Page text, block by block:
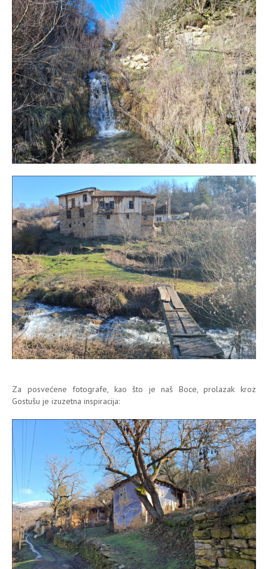
Za posvećene fotografe, kao što je naš Boce, prolazak kroz
Gostušu je izuzetna inspiracija: